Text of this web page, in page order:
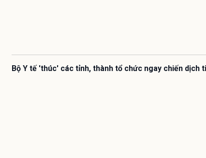
Bộ Y tế 'thúc' các tỉnh, thành tổ chức ngay chiến dịch